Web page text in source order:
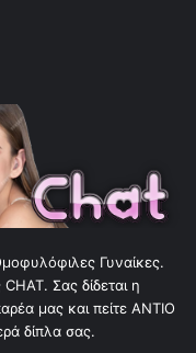
Γυναίκες.
Σας δίδεται η
μας και πείτε ΑΝΤΙΟ
δίπλα σας.